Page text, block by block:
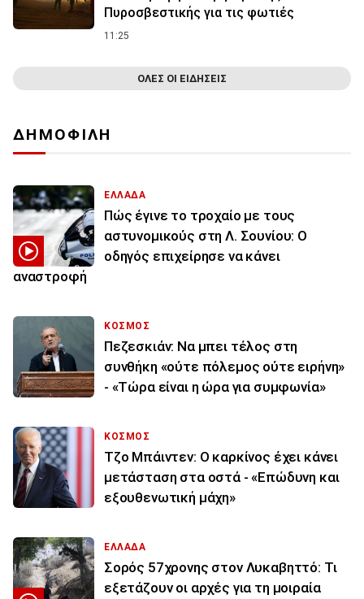
Πυροσβεστικής για τις φωτιές
11:25
ΟΛΕΣ ΟΙ ΕΙΔΗΣΕΙΣ
ΔΗΜΟΦΙΛΗ
ΕΛΛΑΔΑ
Πώς έγινε το τροχαίο με τους
αστυνομικούς στη Λ. Σουνίου: Ο
οδηγός επιχείρησε να κάνει
αναστροφή
ΚΟΣΜΟΣ
Πεζεσκιάν: Να μπει τέλος στη
συνθήκη «ούτε πόλεμος ούτε ειρήνη»
- «Τώρα είναι η ώρα για συμφωνία»
ΚΟΣΜΟΣ
Τζο Μπάιντεν: Ο καρκίνος έχει κάνει
μετάσταση στα οστά - «Επώδυνη και
εξουθενωτική μάχη»
ΕΛΛΑΔΑ
Σορός 57χρονης στον Λυκαβηττό: Τι
εξετάζουν οι αρχές για τη μοιραία